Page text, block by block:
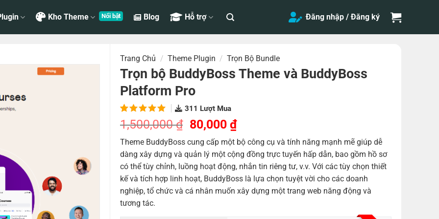
Kho Theme Blog Hỗ trợ Đăng nhập / Đăng ký
Trang Chủ / Theme Plugin / Trọn Bộ Bundle
Trọn bộ BuddyBoss Theme và BuddyBoss
Platform Pro
5.00trên
5 dựa
trên
2
đánh
giá
311 Lượt Mua
1,500,000₫ Giá
là:
1,500,000 ₫.
80,000 ₫Giá
hiện
tại
là:
80,000 ₫.
Theme BuddyBoss cung cấp một bộ công cụ và tính năng mạnh mẽ giúp dễ
dàng xây dựng và quản lý một cộng đồng trực tuyến hấp dẫn, bao gồm hồ sơ
có thể tùy chỉnh, luồng hoạt động, nhắn tin riêng tư, v.v. Với các tùy chọn thiết
kế và tích hợp linh hoạt, BuddyBoss là lựa chọn tuyệt vời cho các doanh
nghiệp, tổ chức và cá nhân muốn xây dựng một trang web năng động và
tương tác.